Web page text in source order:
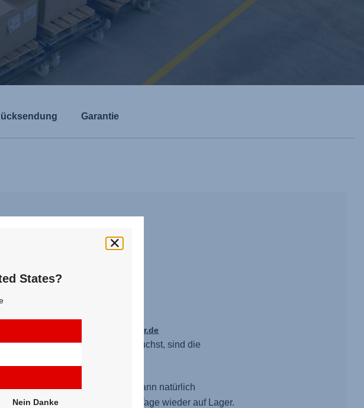
Garantie
über DPD Paket.
bestellen: www.britax-roemer.de
Alles was Du dafür brauchst, sind die
Vorbestellung anbieten. Es kann natürlich
wir es aber innerhalb weniger Tage wieder auf Lager.
States?
Nein Danke